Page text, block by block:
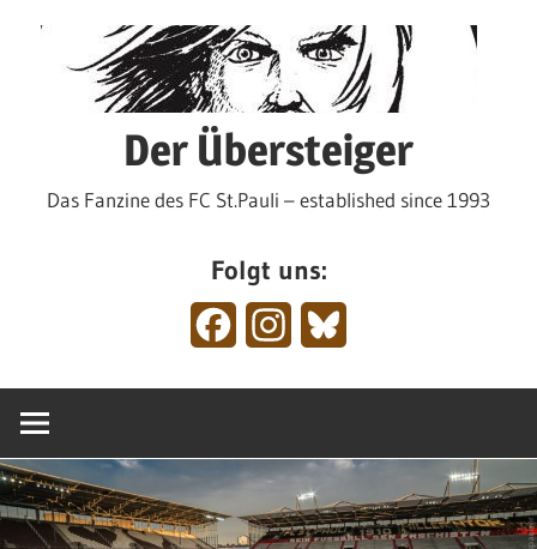
Der Übersteiger
Das Fanzine des FC St.Pauli – established since 1993
Folgt uns:
FacebookInstagram